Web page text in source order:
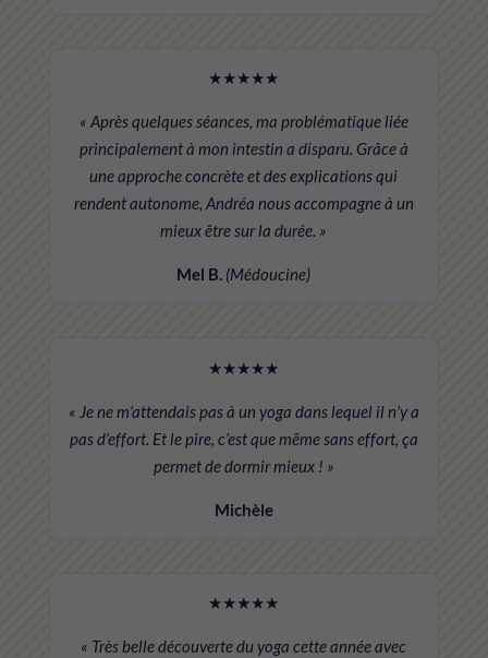
★★★★★
« Après quelques séances, ma problématique liée
principalement à mon intestin a disparu. Grâce à
une approche concrète et des explications qui
rendent autonome, Andréa nous accompagne à un
mieux être sur la durée. »
Mel B. (Médoucine)
★★★★★
« Je ne m’attendais pas à un yoga dans lequel il n’y a
pas d’effort. Et le pire, c’est que même sans effort, ça
permet de dormir mieux ! »
Michèle
★★★★★
« Très belle découverte du yoga cette année avec